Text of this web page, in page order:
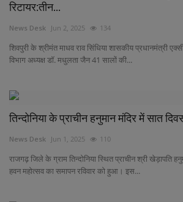
रिटायर:तीन...
News Desk Jun 2, 2025 134
शिवपुरी के श्रीमंत माधव राव सिंधिया शासकीय प्रधानमंत्री
विभाग अध्यक्ष डॉ. मधुलता जैन 41 सालों की...
तिन्दोनिया के प्राचीन हनुमान मंदिर में सात
News Desk Jun 1, 2025 110
राजगढ़ जिले के ग्राम तिन्दोनिया स्थित प्राचीन श्री खेड़ापति
हवन महोत्सव का समापन रविवार को हुआ। इस...